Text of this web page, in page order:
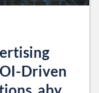
Driven
aby